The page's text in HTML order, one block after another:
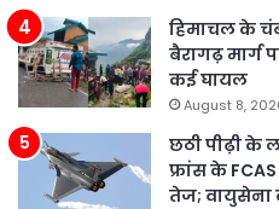
हिमाचल के
बैरागढ़ मार्ग
कई घायल
August 8,
छठी पीढ़ी के
फ्रांस के
तेज; वायुसेना